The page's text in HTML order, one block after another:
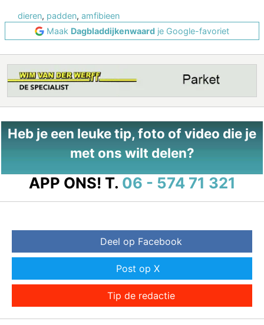
dieren, padden, amfibieen
Maak Dagbladdijkenwaard je Google-favoriet
Heb je een leuke tip, foto of video die je
met ons wilt delen?
APP ONS! T. 06 - 574 71 321
Deel op Facebook
Post op X
Tip de redactie